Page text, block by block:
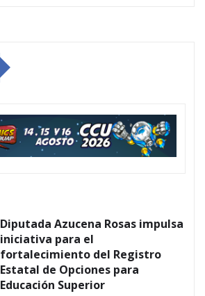
Diputada Azucena Rosas impulsa
iniciativa para el
fortalecimiento del Registro
Estatal de Opciones para
Educación Superior